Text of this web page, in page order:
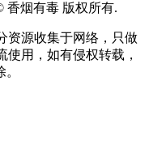
香烟有毒 版权所有.
资源收集于网络，只做
使用，如有侵权转载，